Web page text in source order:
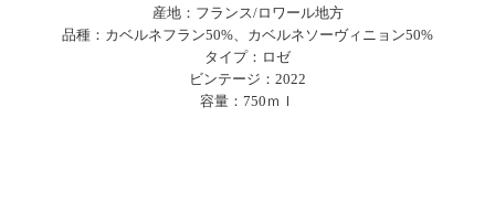
産地：フランス/ロワール地方
品種：カベルネフラン50%、カベルネソーヴィニョン50%
タイプ：ロゼ
ビンテージ：2022
容量：750ｍｌ